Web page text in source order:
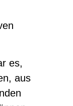
es,
aus